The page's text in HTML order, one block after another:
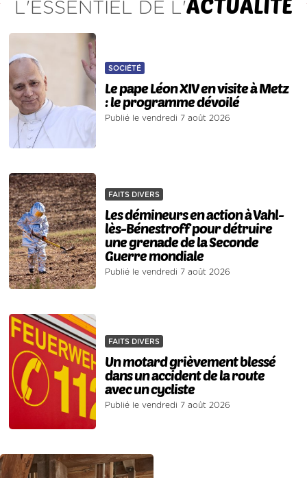
L'ESSENTIEL DE L'
SOCIÉTÉ
Le pape Léon XIV en visite à Metz
: le programme dévoilé
Publié le vendredi 7 août 2026
FAITS DIVERS
Les démineurs en action à Vahl-
lès-Bénestroff pour détruire
une grenade de la Seconde
Guerre mondiale
Publié le vendredi 7 août 2026
FAITS DIVERS
Un motard grièvement blessé
dans un accident de la route
avec un cycliste
Publié le vendredi 7 août 2026